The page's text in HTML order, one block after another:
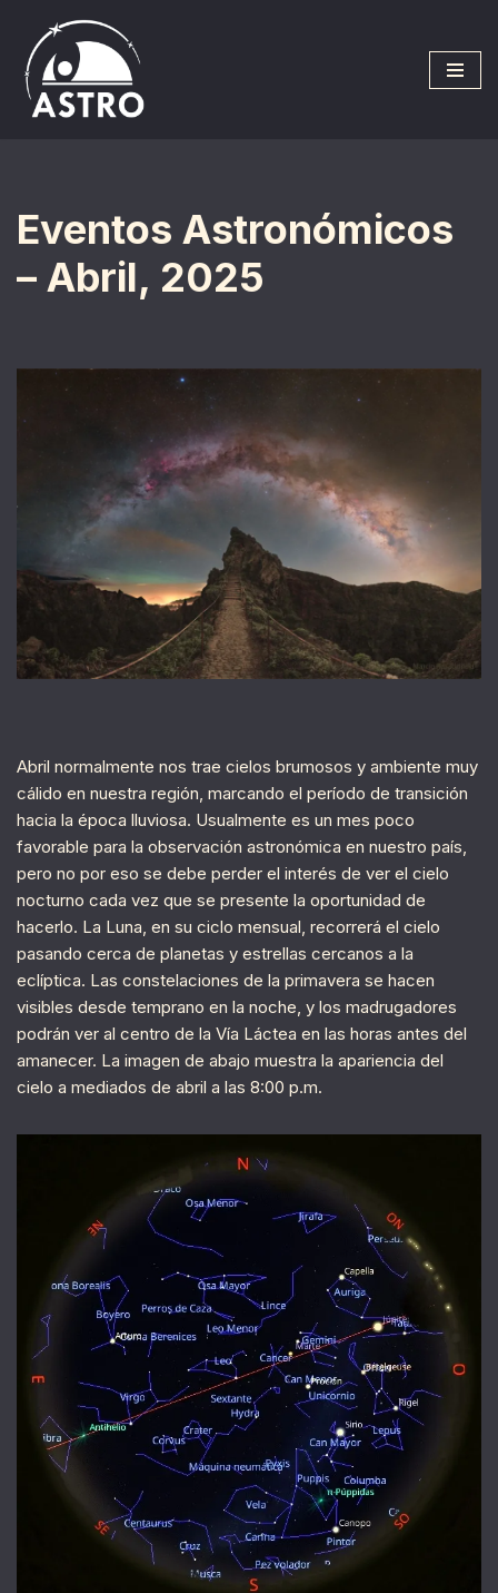
Saltar
al
contenido
Eventos Astronómicos
– Abril, 2025
Abril normalmente nos trae cielos brumosos y ambiente muy
cálido en nuestra región, marcando el período de transición
hacia la época lluviosa. Usualmente es un mes poco
favorable para la observación astronómica en nuestro país,
pero no por eso se debe perder el interés de ver el cielo
nocturno cada vez que se presente la oportunidad de
hacerlo. La Luna, en su ciclo mensual, recorrerá el cielo
pasando cerca de planetas y estrellas cercanos a la
eclíptica. Las constelaciones de la primavera se hacen
visibles desde temprano en la noche, y los madrugadores
podrán ver al centro de la Vía Láctea en las horas antes del
amanecer. La imagen de abajo muestra la apariencia del
cielo a mediados de abril a las 8:00 p.m.